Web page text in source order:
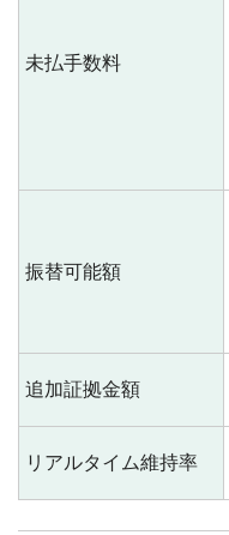
未払手数料
振替可能額
追加証拠金額
リアルタイム維持率